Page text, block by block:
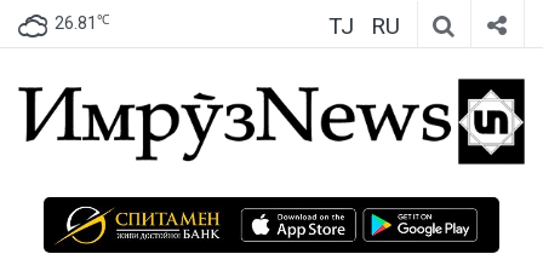
26.81 ℃ TJ RU
ИмрӯзNews